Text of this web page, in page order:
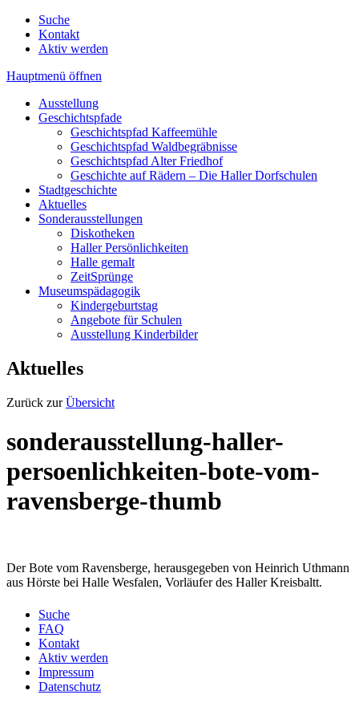
Suche
Kontakt
Aktiv werden
Hauptmenü öffnen
Ausstellung
Geschichtspfade
Geschichtspfad Kaffeemühle
Geschichtspfad Waldbegräbnisse
Geschichtspfad Alter Friedhof
Geschichte auf Rädern – Die Haller Dorfschulen
Stadtgeschichte
Aktuelles
Sonderausstellungen
Diskotheken
Haller Persönlichkeiten
Halle gemalt
ZeitSprünge
Museumspädagogik
Kindergeburtstag
Angebote für Schulen
Ausstellung Kinderbilder
Aktuelles
Zurück zurÜbersicht
sonderausstellung-haller-
persoenlichkeiten-bote-vom-
ravensberge-thumb
Der Bote vom Ravensberge, herausgegeben von Heinrich Uthmann
aus Hörste bei Halle Wesfalen, Vorläufer des Haller Kreisbaltt.
Suche
FAQ
Kontakt
Aktiv werden
Impressum
Datenschutz